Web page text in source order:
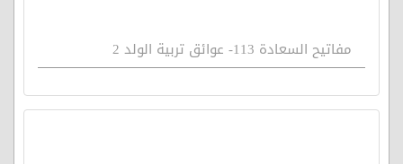
مفاتيح السعادة 113- عوائق تربية الولد 2